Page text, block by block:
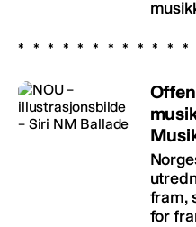
fram,
for